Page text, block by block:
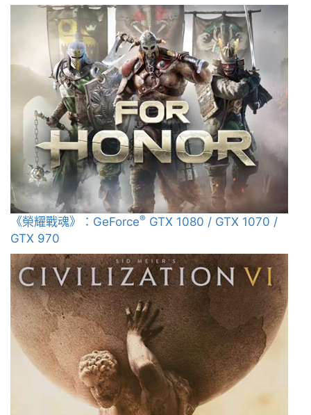
《榮耀戰魂》：GeForce® GTX 1080 / GTX 1070 /
GTX 970